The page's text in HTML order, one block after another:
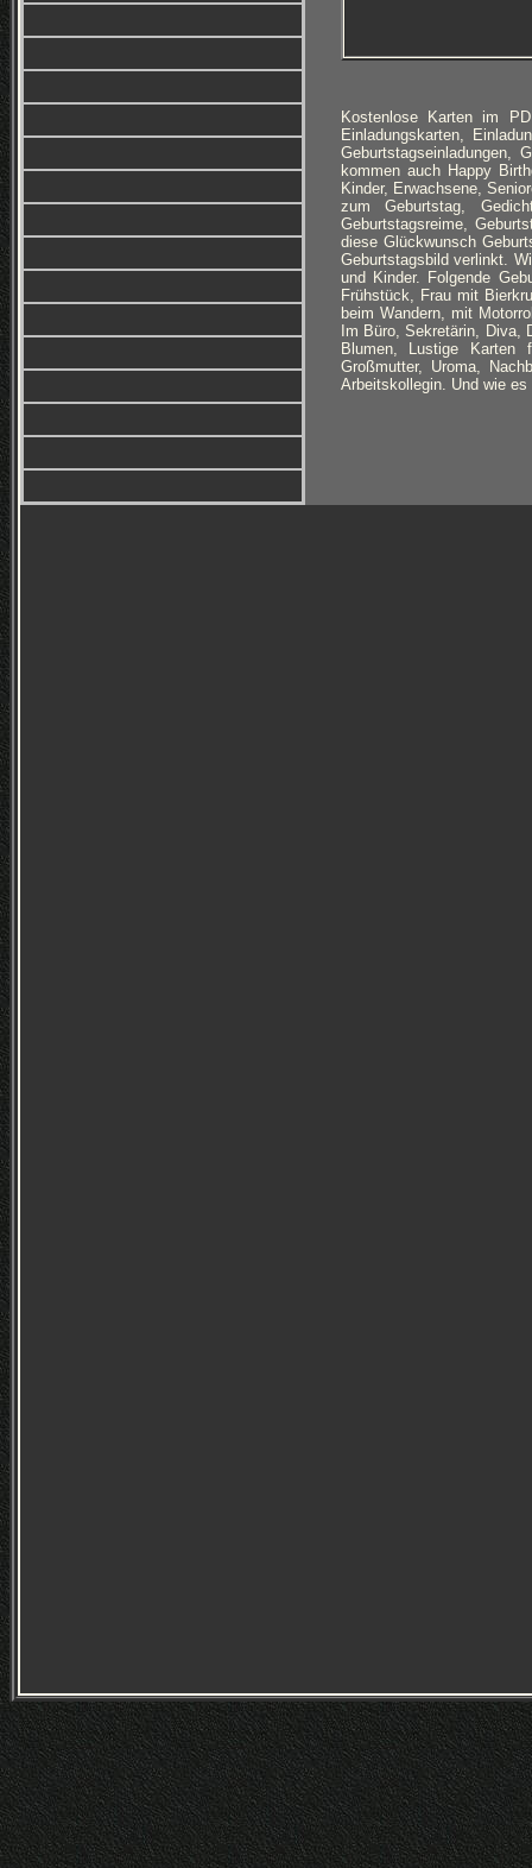
Kostenlose Karten im
Einladungskarten,
Geburtstagseinladungen,
kommen auch Happy
Kinder, Erwachsene,
zum Geburtstag,
Geburtstagsreime,
diese Glückwunsch
Geburtstagsbild verlinkt.
und Kinder. Folgende
Frühstück, Frau mit
beim Wandern, mit
Im Büro, Sekretärin,
Blumen, Lustige Karten
Großmutter, Uroma,
Arbeitskollegin. Und wie